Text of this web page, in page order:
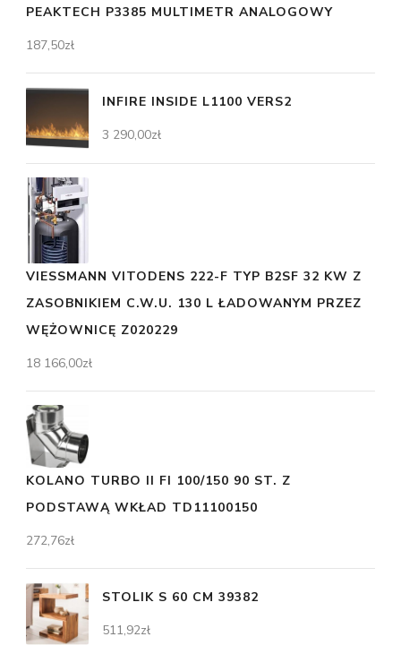
PEAKTECH P3385 MULTIMETR ANALOGOWY
187,50zł
INFIRE INSIDE L1100 VERS2
3 290,00zł
VIESSMANN VITODENS 222-F TYP B2SF 32 KW Z
ZASOBNIKIEM C.W.U. 130 L ŁADOWANYM PRZEZ
WĘŻOWNICĘ Z020229
18 166,00zł
KOLANO TURBO II FI 100/150 90 ST. Z
PODSTAWĄ WKŁAD TD11100150
272,76zł
STOLIK S 60 CM 39382
511,92zł